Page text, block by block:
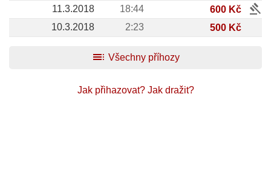
11.3.2018
18:44 600 Kč gavel
10.3.2018 2:23 500 Kč
toc Všechny příhozy
Jak přihazovat? Jak dražit?